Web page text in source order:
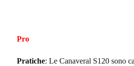
Pro
Pratiche: Le Canaveral S120 sono